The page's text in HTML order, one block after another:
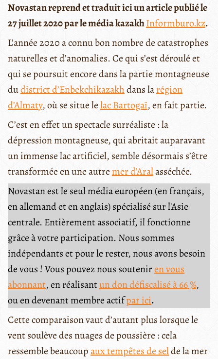
Novastan reprend et traduit ici un article publié le
27 juillet 2020 par le média kazakhInformburo.kz.
L’année 2020 a connu bon nombre de catastrophes
naturelles et d’anomalies. Ce qui s’est déroulé et
qui se poursuit encore dans la partie montagneuse
dudistrict d’Enbekchikazakhdans larégion
d’Almaty, où se situe lelac Bartogaï, en fait partie.
C’est en effet un spectacle surréaliste : la
dépression montagneuse, qui abritait auparavant
un immense lac artificiel, semble désormais s’être
transformée en une autremer d’Aralasséchée.
Novastan est le seul média européen (en français,
en allemand et en anglais) spécialisé sur l'Asie
centrale. Entièrement associatif, il fonctionne
grâce à votre participation. Nous sommes
indépendants et pour le rester, nous avons besoin
de vous ! Vous pouvez nous souteniren vous
abonnant, en réalisantun don défiscalisé à 66 %,
ou en devenant membre actifpar ici.
Cette comparaison vaut d’autant plus lorsque le
vent soulève des nuages de poussière : cela
ressemble beaucoupaux tempêtes de selde la mer